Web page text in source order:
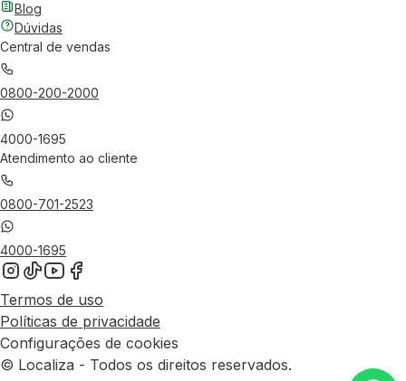
Blog
Dúvidas
Central de vendas
0800-200-2000
4000-1695
Atendimento ao cliente
0800-701-2523
4000-1695
Termos de uso
Políticas de privacidade
Configurações de cookies
© Localiza - Todos os direitos reservados.